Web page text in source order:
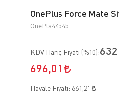
OnePlus Force Mate
OnePls44545
KDV Hariç Fiyatı (%10):
696,01
Havale Fiyatı: 661,21